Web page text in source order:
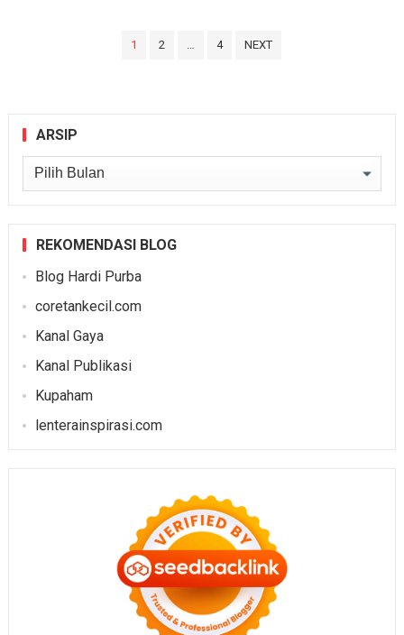
1 2 4 NEXT
ARSIP
Arsip
REKOMENDASI BLOG
Blog Hardi Purba
coretankecil.com
Kanal Gaya
Kanal Publikasi
Kupaham
lenterainspirasi.com